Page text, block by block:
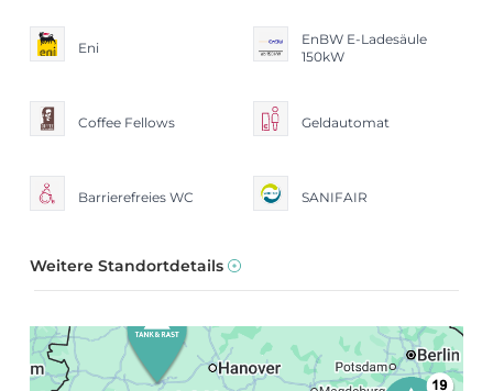
Eni
EnBW E-Ladesäule
150kW
Coffee Fellows Geldautomat
Barrierefreies WC SANIFAIR
Weitere Standortdetails